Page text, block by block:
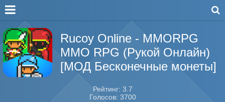
Rucoy Online - MMORPG
MMO RPG (Рукой Онлайн)
[МОД Бесконечные монеты]
Рейтинг: 3.7
Голосов: 3700